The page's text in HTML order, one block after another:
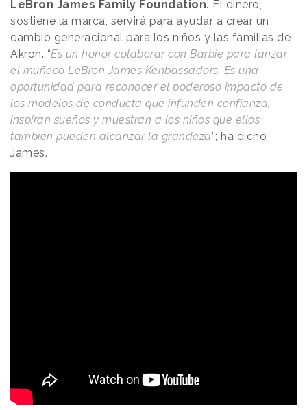
LeBron James Family Foundation. El dinero,
sostiene la marca, servirá para ayudar a crear un
cambio generacional para los niños y las familias de
Akron. “Es un honor colaborar con Barbie para lanzar
el muñeco LeBron James Kenbassadors. Es una
oportunidad para reconocer el poderoso impacto de
los modelos de conducta que infunden confianza,
inspiran sueños y muestran a los niños que ellos
también pueden alcanzar la grandeza”; ha dicho
James.